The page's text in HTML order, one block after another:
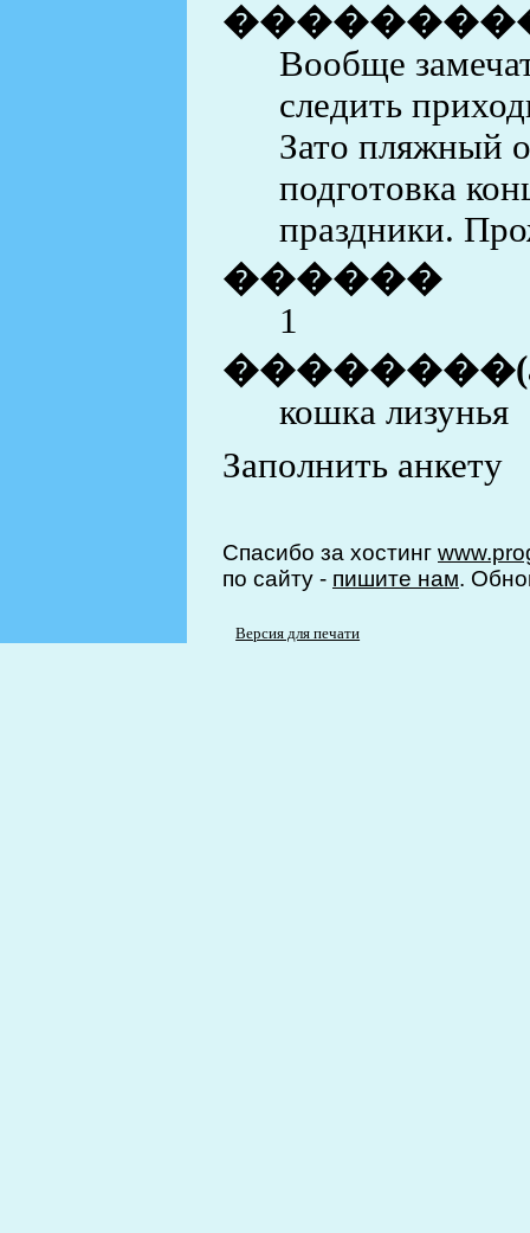
Вообще
следить
Зато пляжный
подготовка
праздники.
������
1
кошка лизунья
Заполнить анкету
Спасибо за хостинг
по сайту - пишите нам.
Версия для печати